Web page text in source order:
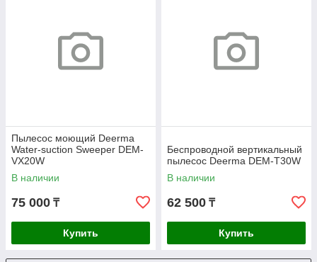
Пылесос моющий Deerma
Water-suction Sweeper DEM-
VX20W
В наличии
75 000 ₸
Купить
Беспроводной вертикальный
пылесос Deerma DEM-T30W
В наличии
62 500 ₸
Купить